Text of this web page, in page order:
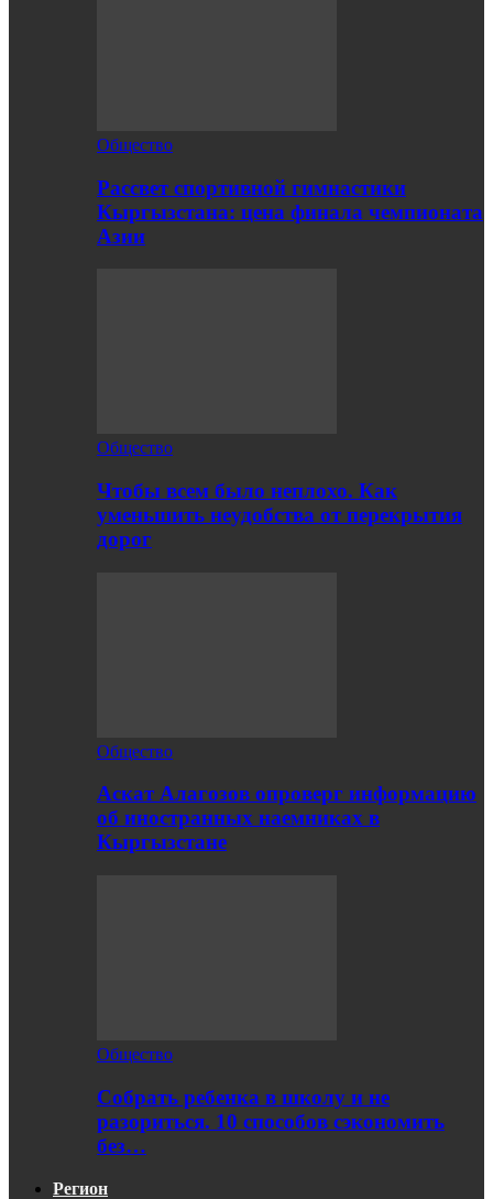
Общество
Рассвет спортивной гимнастики
Кыргызстана: цена финала чемпионата
Азии
Общество
Чтобы всем было неплохо. Как
уменьшить неудобства от перекрытия
дорог
Общество
Аскат Алагозов опроверг информацию
об иностранных наемниках в
Кыргызстане
Общество
Собрать ребенка в школу и не
разориться. 10 способов сэкономить
без…
Регион